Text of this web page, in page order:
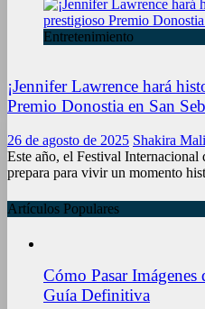
Entretenimiento
¡Jennifer Lawrence hará
Premio Donostia en San
26 de agosto de 2025 Shakira
Este año, el Festival Internacional
prepara para vivir un momento
Artículos Populares
Cómo Pasar
Guía Definitiva